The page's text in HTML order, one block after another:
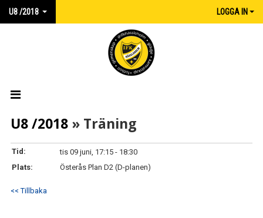
U8 /2018 LOGGA IN
HEM
NYHETER
KALENDER
MATCHER
U8 /2018 » Träning
Tid:
tis 09 juni, 17:15 - 18:30
Plats:
Österås Plan D2 (D-planen)
<< Tillbaka